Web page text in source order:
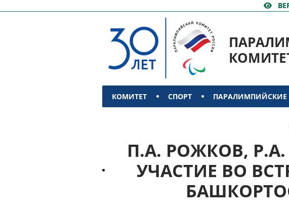
КОМИТЕТ СПОРТ ПАРАЛИМПИЙСКИЕ
П.А. РОЖКОВ,
УЧАСТИЕ ВО